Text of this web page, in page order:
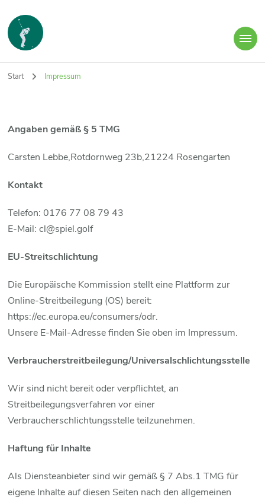
Start Impressum
Angaben gemäß § 5 TMG
Carsten Lebbe,Rotdornweg 23b,21224 Rosengarten
Kontakt
Telefon: 0176 77 08 79 43
E-Mail: cl@spiel.golf
EU-Streitschlichtung
Die Europäische Kommission stellt eine Plattform zur
Online-Streitbeilegung (OS) bereit:
https://ec.europa.eu/consumers/odr.
Unsere E-Mail-Adresse finden Sie oben im Impressum.
Verbraucherstreitbeilegung/Universalschlichtungsstelle
Wir sind nicht bereit oder verpflichtet, an
Streitbeilegungsverfahren vor einer
Verbraucherschlichtungsstelle teilzunehmen.
Haftung für Inhalte
Als Diensteanbieter sind wir gemäß § 7 Abs.1 TMG für
eigene Inhalte auf diesen Seiten nach den allgemeinen